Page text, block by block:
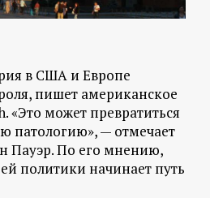
в США и Европе
пишет американское
«Это может превратиться
патологию», — отмечает
Пауэр. По его мнению,
политики начинает путь